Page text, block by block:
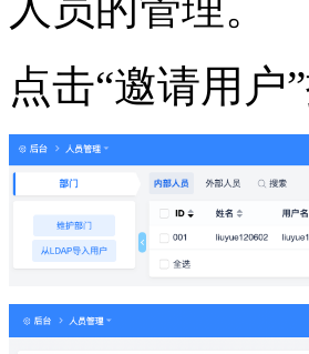
点击“邀请用户